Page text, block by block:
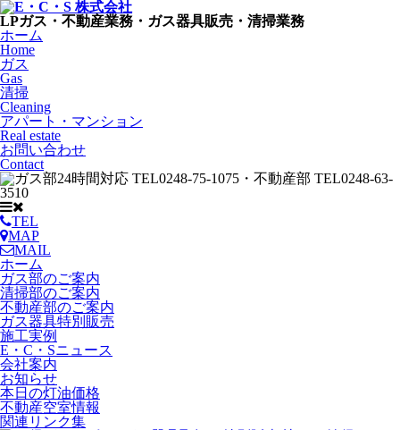
LPガス・不動産業務・ガス器具販売・清掃業務
ホーム
Home
ガス
Gas
清掃
Cleaning
アパート・マンション
Real estate
お問い合わせ
Contact
TEL
MAP
MAIL
ホーム
ガス部のご案内
清掃部のご案内
不動産部のご案内
ガス器具特別販売
施工実例
E・C・Sニュース
会社案内
お知らせ
本日の灯油価格
不動産空室情報
関連リンク集